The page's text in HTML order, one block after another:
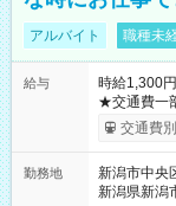
アルバイト 職種未
給与
時給1,300
★交通費一部支給 時給1,300円～ ※試験
※勤務回数
り！】 希
例】 ・河合
×8時間＝日
交通費
勤務地
新潟市中央
新潟県新潟